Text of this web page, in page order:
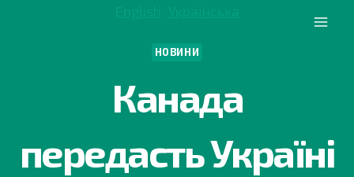
НОВИНИ
Канада
передасть Україні